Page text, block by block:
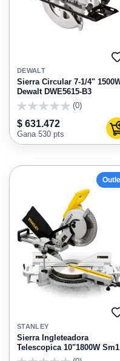
DEWALT
Sierra Circular 7-1/4"
Dewalt DWE5615-B3
(0)
$ 631.472
Gana 530 pts
STANLEY
Sierra Ingleteadora
Telescopica 10"1800W
B3 Stanley